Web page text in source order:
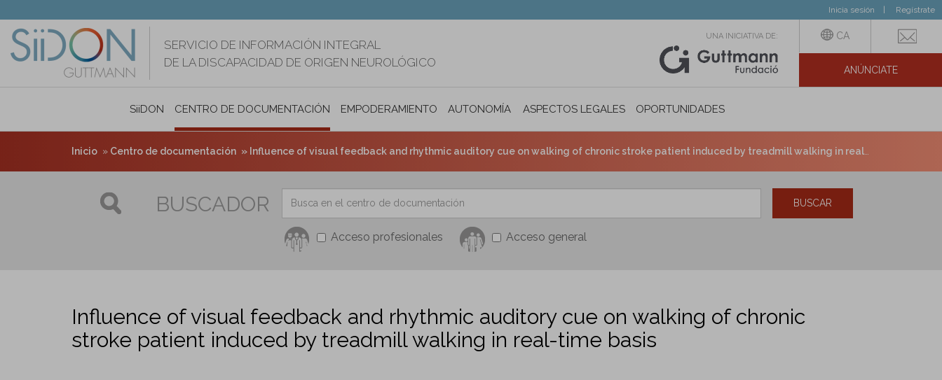
contenido
principal
Inicia sesión Regístrate
SERVICIO DE INFORMACIÓN INTEGRAL
DE LA DISCAPACIDAD DE ORIGEN NEUROLÓGICO
UNA INICIATIVA DE: CA
ANÚNCIATE
SiiDON CENTRO DE DOCUMENTACIÓN EMPODERAMIENTO AUTONOMÍA PERSONAL E INCLUSIÓN SOCIAL
ASPECTOS LEGALES OPORTUNIDADES
Inicio Centro de documentación Influence of visual feedback and rhythmic auditory cue on walking of chronic stroke patient induced by treadmill walking in real-time basis
BUSCADOR
Acceso profesionales Acceso general
BUSCAR
Influence of visual feedback and rhythmic auditory cue on walking of chronic
stroke patient induced by treadmill walking in real-time basis